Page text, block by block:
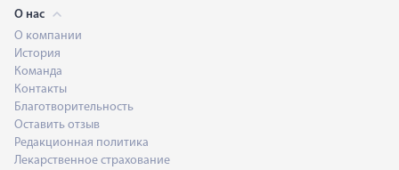
О нас
О компании
История
Команда
Контакты
Благотворительность
Оставить отзыв
Редакционная политика
Лекарственное страхование